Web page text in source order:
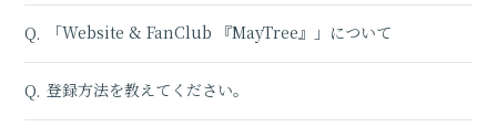
Q. 「Website & FanClub 『MayTree』」について
Q. 登録方法を教えてください。